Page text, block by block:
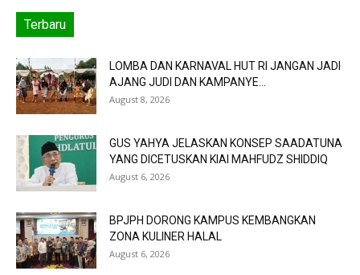
Terbaru
LOMBA DAN KARNAVAL HUT RI JANGAN JADI
AJANG JUDI DAN KAMPANYE...
August 8, 2026
GUS YAHYA JELASKAN KONSEP SAADATUNA
YANG DICETUSKAN KIAI MAHFUDZ SHIDDIQ
August 6, 2026
BPJPH DORONG KAMPUS KEMBANGKAN
ZONA KULINER HALAL
August 6, 2026